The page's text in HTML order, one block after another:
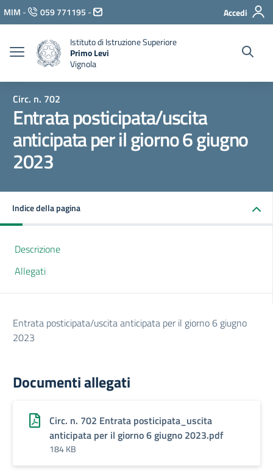
Vai ai contenuti
Vai al menu di navigazione
Vai al footer
MIM - 059 771195 - Accedi
Istituto di Istruzione Superiore
Primo Levi
Vignola
Circ. n. 702
Entrata posticipata/uscita
anticipata per il giorno 6 giugno
2023
Indice della pagina
Descrizione
Allegati
Entrata posticipata/uscita anticipata per il giorno 6 giugno
2023
Documenti allegati
Circ. n. 702 Entrata posticipata_uscita
anticipata per il giorno 6 giugno 2023.pdf
184 KB